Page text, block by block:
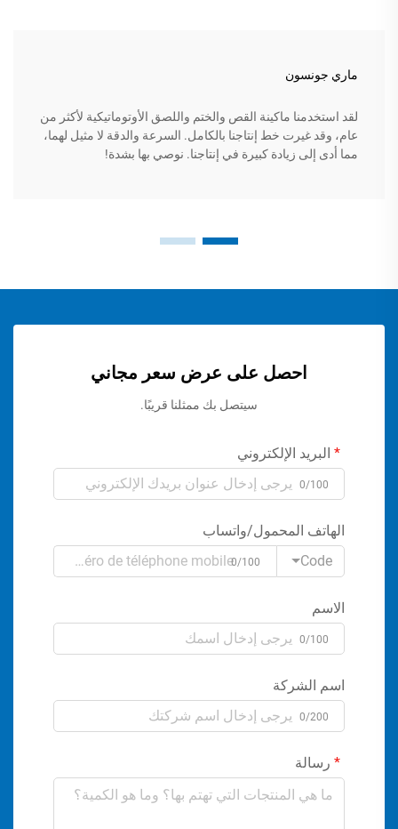
ماري جونسون
لقد استخدمنا ماكينة القص والختم واللصق الأوتوماتيكية لأكثر من
عام، وقد غيرت خط إنتاجنا بالكامل. السرعة والدقة لا مثيل لهما،
مما أدى إلى زيادة كبيرة في إنتاجنا. نوصي بها بشدة!
احصل على عرض سعر مجاني
سيتصل بك ممثلنا قريبًا.
البريد الإلكتروني
0/100
الهاتف المحمول/واتساب
Code
0/100
الاسم
0/100
اسم الشركة
0/200
رسالة